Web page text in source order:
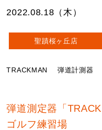
2022.08.18（木）
聖蹟桜ヶ丘店
TRACKMAN 弾道計測器
弾道測定器「
ゴルフ練習場